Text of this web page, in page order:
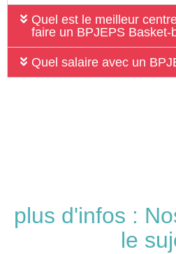
Quel est le meilleur
faire un BPJEPS Basket-
Quel salaire avec un
plus d'infos :
le